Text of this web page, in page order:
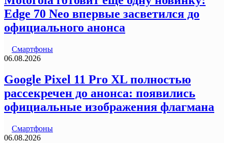
Edge 70 Neo впервые засветился до
официального анонса
Смартфоны
06.08.2026
Google Pixel 11 Pro XL полностью
рассекречен до анонса: появились
официальные изображения флагмана
Смартфоны
06.08.2026